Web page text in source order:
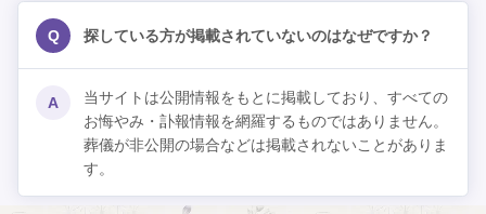
Q 探している方が掲載されていないのはなぜですか？
A
当サイトは公開情報をもとに掲載しており、すべての
お悔やみ・訃報情報を網羅するものではありません。
葬儀が非公開の場合などは掲載されないことがありま
す。